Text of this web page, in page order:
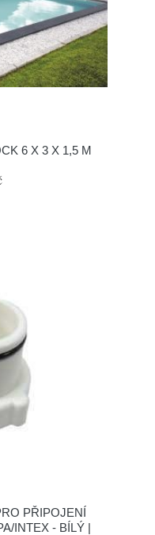
6 X 3 X 1,5 M
PŘIPOJENÍ
INTEX - BÍLÝ |